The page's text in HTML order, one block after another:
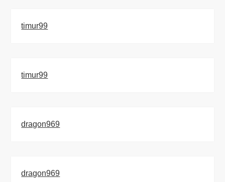
timur99
timur99
dragon969
dragon969